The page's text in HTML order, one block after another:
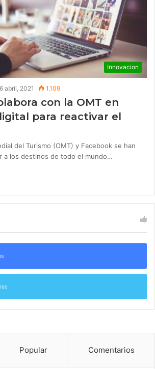
Innovacion
abril, 2021 1.109
con la OMT en
para reactivar el
del Turismo (OMT) y Facebook se han
a los destinos de todo el mundo…
Popular Comentarios